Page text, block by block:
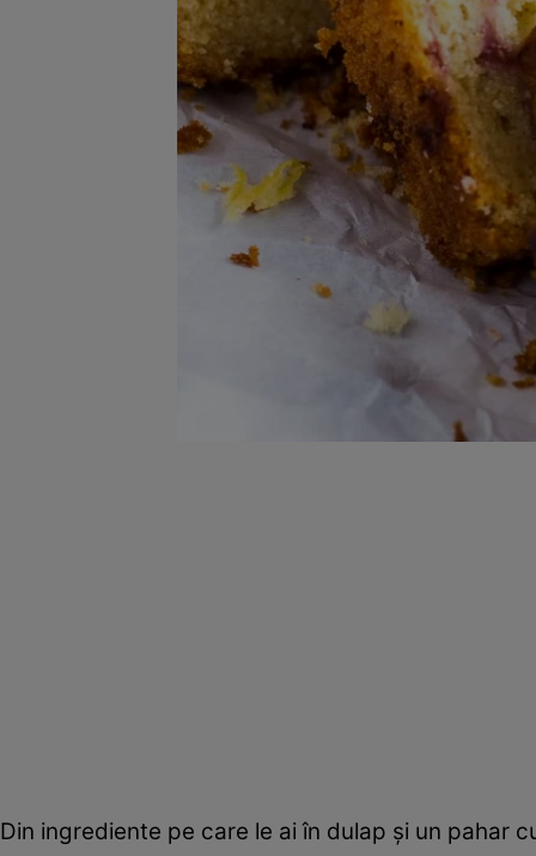
Din ingrediente pe care le ai în dulap şi un pahar